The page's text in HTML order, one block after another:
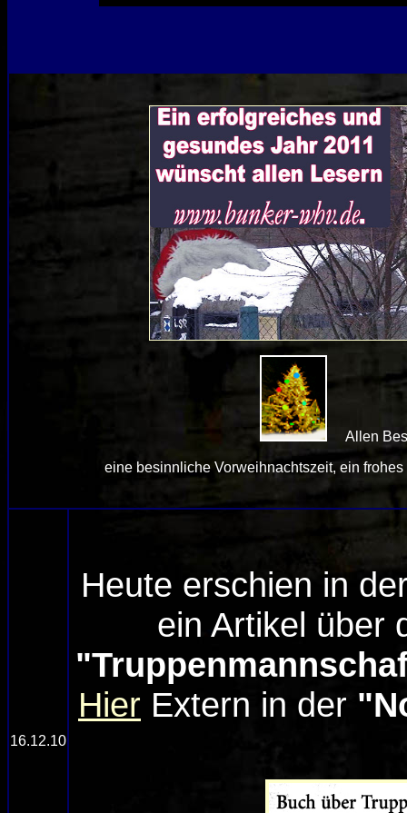
Allen
eine besinnliche Vorweihnachtszeit, ein
16.12.10
Heute erschien in
ein Artikel über
Hier Extern in der